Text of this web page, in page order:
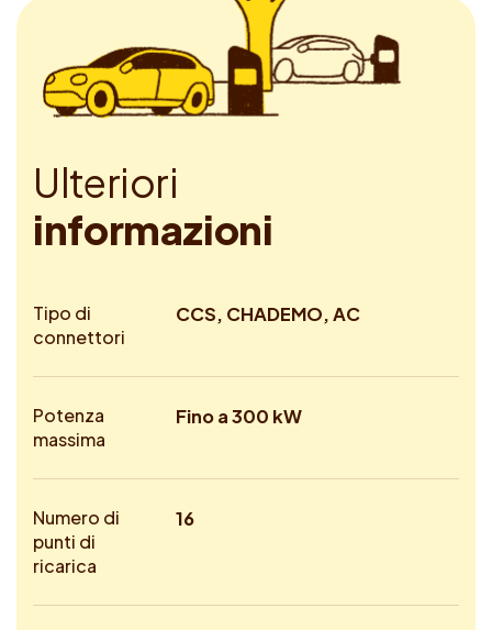
Ulteriori
informazioni
Tipo di
connettori
CCS, CHADEMO, AC
Potenza
massima
Fino a 300 kW
Numero di
punti di
ricarica
16